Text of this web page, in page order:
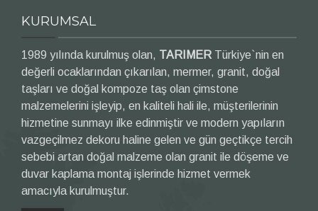
KURUMSAL
1989 yılında kurulmuş olan, TARIMER Türkiye`nin en
değerli ocaklarından çıkarılan, mermer, granit, doğal
taşları ve doğal kompoze taş olan çimstone
malzemelerini işleyip, en kaliteli hali ile, müşterilerinin
hizmetine sunmayı ilke edinmiştir ve modern yapıların
vazgeçilmez dekoru haline gelen ve gün geçtikçe tercih
sebebi artan doğal malzeme olan granit ile döşeme ve
duvar kaplama montaj işlerinde hizmet vermek
amacıyla kurulmuştur.